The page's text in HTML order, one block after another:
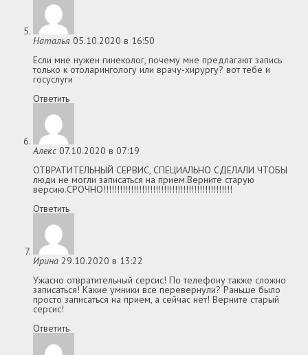
Наталья 05.10.2020 в 16:50
Если мне нужен гинеколог, почему мне предлагают запись
только к отоларингологу или врачу-хирургу? вот тебе и
госуслуги
Ответить
Алекс 07.10.2020 в 07:19
ОТВРАТИТЕЛЬНЫЙ СЕРВИС, СПЕЦИАЛЬНО СДЕЛАЛИ ЧТОБЫ
люди не могли записаться на прием.Верните старую
версию.СРОЧНО!!!!!!!!!!!!!!!!!!!!!!!!!!!!!!!!!!!!!!!!!!!!!!!
Ответить
Ирина 29.10.2020 в 13:22
Ужасно отвратительный серсис! По телефону также сложно
записаться! Какие умники все перевернули? Раньше было
просто записаться на прием, а сейчас нет! Верните старый
серсис!
Ответить